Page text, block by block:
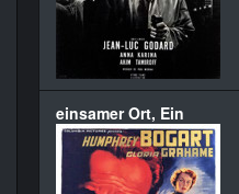
einsamer Ort, Ein